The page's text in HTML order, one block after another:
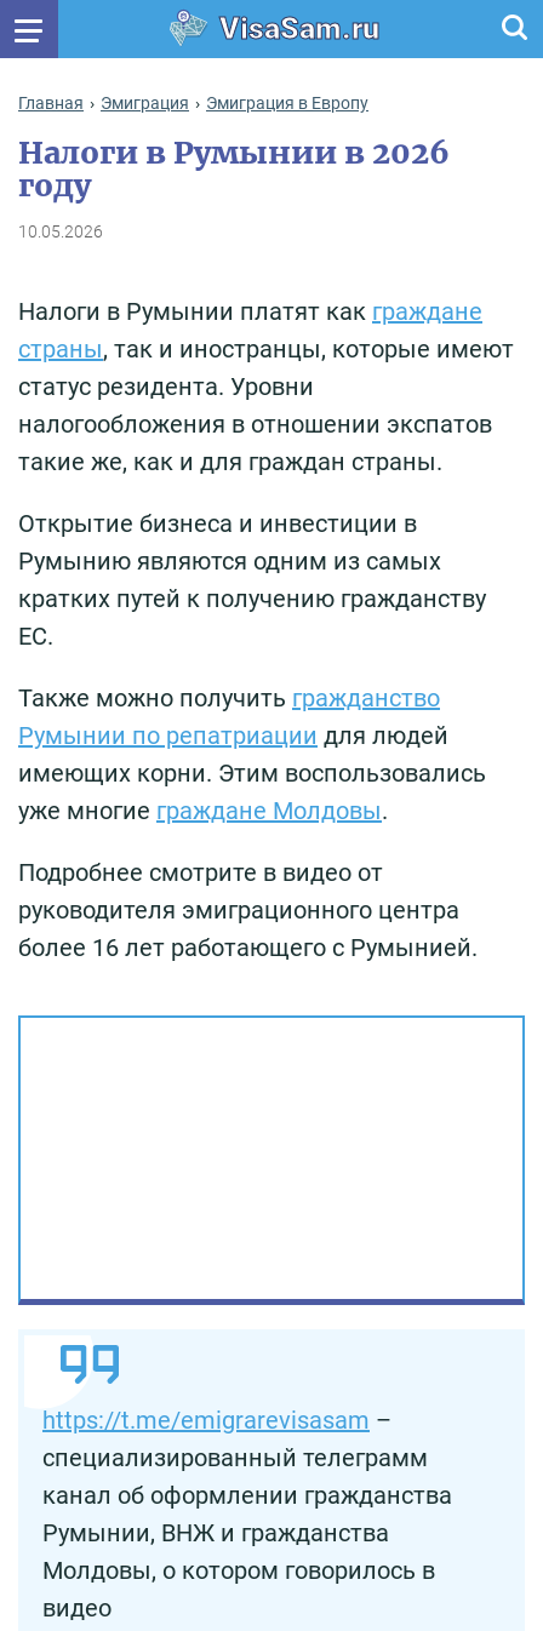
VisaSam.ru
Главная Эмиграция Эмиграция в Европу
Налоги в Румынии в 2026
году
10.05.2026
Налоги в Румынии платят как граждане
страны, так и иностранцы, которые имеют
статус резидента. Уровни
налогообложения в отношении экспатов
такие же, как и для граждан страны.
Открытие бизнеса и инвестиции в
Румынию являются одним из самых
кратких путей к получению гражданству
ЕC.
Также можно получить гражданство
Румынии по репатриации для людей
имеющих корни. Этим воспользовались
уже многие граждане Молдовы.
Подробнее смотрите в видео от
руководителя эмиграционного центра
более 16 лет работающего с Румынией.
https://t.me/emigrarevisasam –
специализированный телеграмм
канал об оформлении гражданства
Румынии, ВНЖ и гражданства
Молдовы, о котором говорилось в
видео